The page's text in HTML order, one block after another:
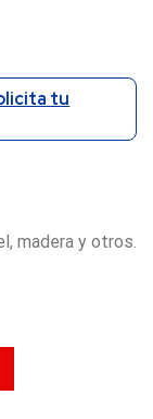
tu
madera y otros.